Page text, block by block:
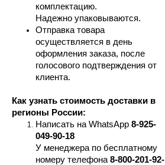
комплектацию.
Надежно упаковываются.
Отправка товара
осуществляется в день
оформления заказа, после
голосового подтверждения от
клиента.
Как узнать стоимость доставки в
регионы России:
Написать на WhatsApp 8-925-
049-90-18
У менеджера по бесплатному
номеру телефона 8-800-201-92-